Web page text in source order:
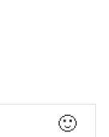
🙂